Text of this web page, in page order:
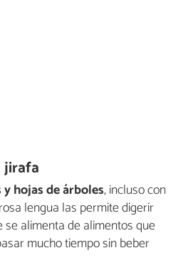
jirafa
hojas de árboles, incluso con
lengua las permite digerir
alimenta de alimentos que
mucho tiempo sin beber